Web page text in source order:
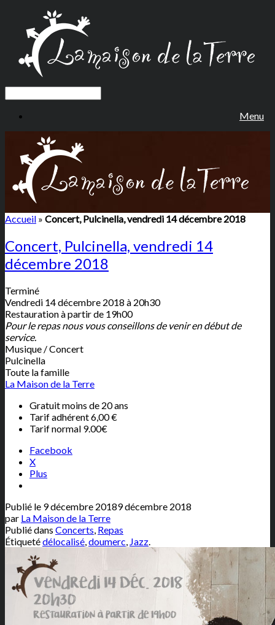
Menu
Accueil » Concert, Pulcinella, vendredi 14 décembre 2018
Concert, Pulcinella, vendredi 14
décembre 2018
Terminé
Vendredi 14 décembre 2018 à 20h30
Restauration à partir de 19h00
Pour le repas nous vous conseillons de venir en début de
service.
Musique / Concert
Pulcinella
Toute la famille
La Maison de la Terre
Gratuit moins de 20 ans
Tarif adhérent 6,00 €
Tarif normal 9.00€
Facebook
X
Plus
Publié le 9 décembre 20189 décembre 2018
par La Maison de la Terre
Publié dans Concerts, Repas
Étiquetédélocalisé,doumerc, Jazz.